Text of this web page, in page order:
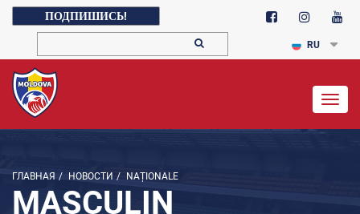
ПОДПИШИСЬ!
RU
ГЛАВНАЯ / НОВОСТИ / NAȚIONALE
MASCULIN